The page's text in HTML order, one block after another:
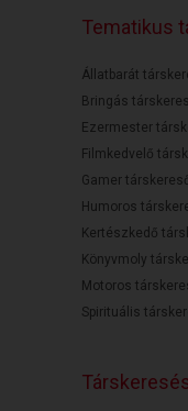
Tematikus
Állatbarát
Bringás
Ezermester
Filmkedvelő
Gamer
Humoros
Kertészkedő
Könyvmoly
Motoros
Spirituális